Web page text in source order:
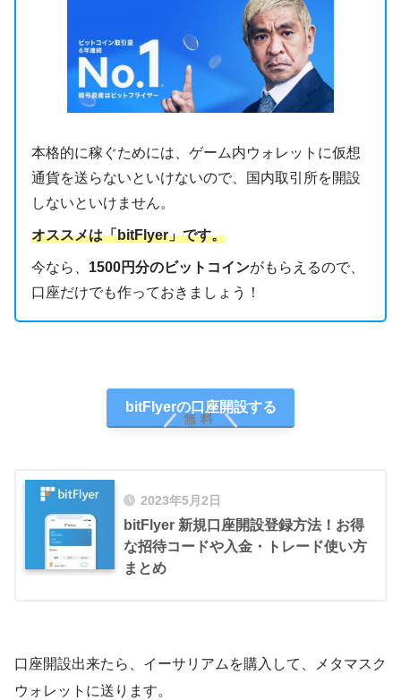
本格的に稼ぐためには、ゲーム内ウォレットに仮想
通貨を送らないといけないので、国内取引所を開設
しないといけません。
オススメは「bitFlyer」です。
今なら、 1500円分のビットコインがもらえるので、
口座だけでも作っておきましょう！
bitFlyerの口座開設する
無料
2023年5月2日
bitFlyer 新規口座開設登録方法！お得
な招待コードや入金・トレード使い方
まとめ
口座開設出来たら、イーサリアムを購入して、メタマスク
ウォレットに送ります。